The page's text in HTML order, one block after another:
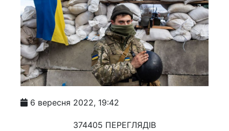
6 вересня 2022, 19:42
374405 ПЕРЕГЛЯДІВ